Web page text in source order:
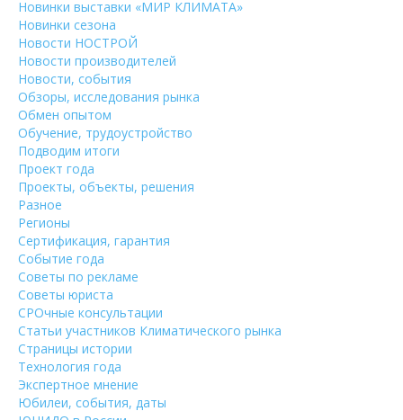
Новинки выставки «МИР КЛИМАТА»
Новинки сезона
Новости НОСТРОЙ
Новости производителей
Новости, события
Обзоры, исследования рынка
Обмен опытом
Обучение, трудоустройство
Подводим итоги
Проект года
Проекты, объекты, решения
Разное
Регионы
Сертификация, гарантия
Событие года
Советы по рекламе
Советы юриста
СРОчные консультации
Статьи участников Климатического рынка
Страницы истории
Технология года
Экспертное мнение
Юбилеи, события, даты